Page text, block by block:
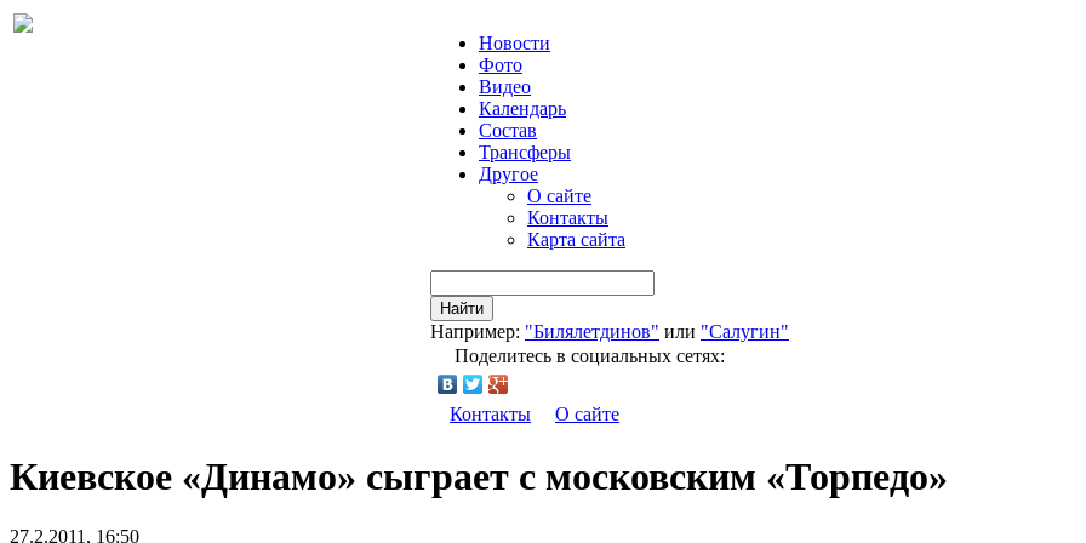
Новости
Фото
Видео
Календарь
Состав
Трансферы
Другое
О сайте
Контакты
Карта сайта
Найти
Например: "Билялетдинов" или "Салугин"
Поделитесь в социальных сетях:
Контакты О сайте
Киевское «Динамо» cыграет с московским «Торпедо»
27.2.2011, 16:50